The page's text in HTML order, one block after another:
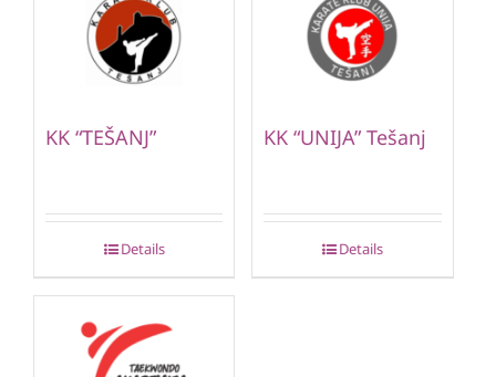
KK “TEŠANJ”
Details
KK “UNIJA” Tešanj
Details